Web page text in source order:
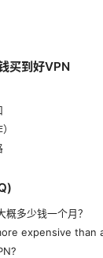
买到好VPN
多少钱一个月？
expensive than